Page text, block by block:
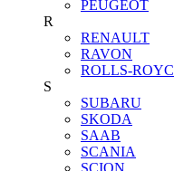
PEUGEOT
R
RENAULT
RAVON
ROLLS-
S
SUBARU
SKODA
SAAB
SCANIA
SCION